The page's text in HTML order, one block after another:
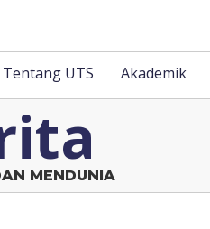
Tentang UTS Akademik
MENDUNIA